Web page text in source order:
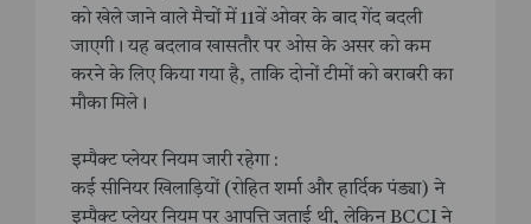
को खेले जाने वाले मैचों में 11वें ओवर के बाद गेंद बदली
जाएगी। यह बदलाव खासतौर पर ओस के असर को कम
करने के लिए किया गया है, ताकि दोनों टीमों को बराबरी का
मौका मिले।
इम्पैक्ट प्लेयर नियम जारी रहेगा :
कई सीनियर खिलाड़ियों (रोहित शर्मा और हार्दिक पंड्या) ने
इम्पैक्ट प्लेयर नियम पर आपत्ति जताई थी, लेकिन BCCI ने